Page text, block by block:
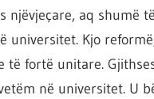
aq shumë
universitet. Kjo
fortë unitare.
në universitet. U